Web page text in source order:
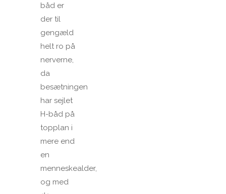
båd er
der til
gengæld
helt ro på
nerverne,
da
besætningen
har sejlet
H-båd på
topplan i
mere end
en
menneskealder,
og med